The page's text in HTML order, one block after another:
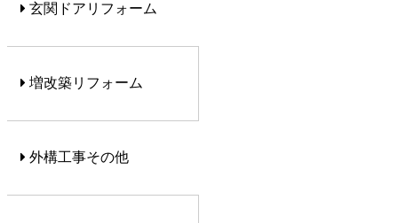
玄関ドアリフォーム
増改築リフォーム
外構工事その他